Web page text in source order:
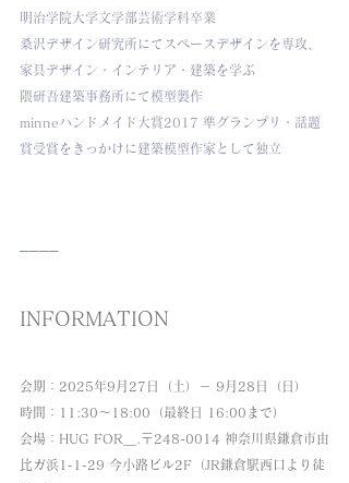
明治学院大学文学部芸術学科卒業
桑沢デザイン研究所にてスペースデザインを専攻、
家具デザイン・インテリア・建築を学ぶ
隈研吾建築事務所にて模型製作
minneハンドメイド大賞2017 準グランプリ・話題
賞受賞をきっかけに建築模型作家として独立
────
INFORMATION
会期：2025年9月27日（土）－ 9月28日（日）
時間：11:30〜18:00（最終日 16:00まで）
会場：HUG FOR＿.〒248-0014 神奈川県鎌倉市由
比ガ浜1-1-29 今小路ビル2F（JR鎌倉駅西口より徒